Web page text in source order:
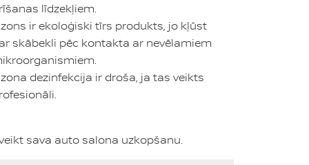
līdzekļiem.
ir ekoloģiski tīrs produkts, jo kļūst
skābekli pēc kontakta ar nevēlamiem
dezinfekcija ir droša, ja tas veikts
sava auto salona uzkopšanu.